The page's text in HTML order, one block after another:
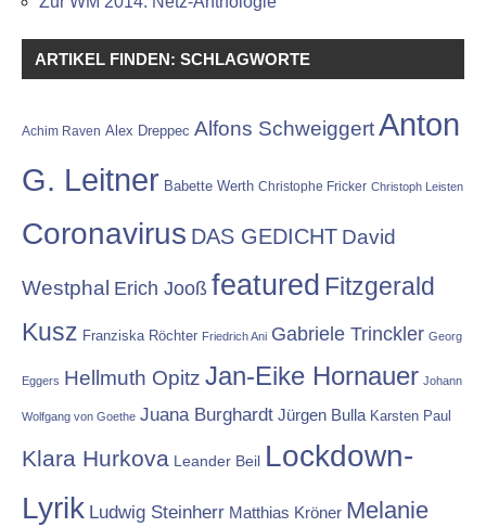
ARTIKEL FINDEN: SCHLAGWORTE
Achim Raven Alex Dreppec Alfons SchweiggertAnton
G. Leitner Babette Werth Christophe Fricker Christoph Leisten
Coronavirus DAS GEDICHT David
Westphal Erich Jooß featured Fitzgerald
Kusz Franziska Röchter Friedrich Ani Gabriele Trinckler Georg
Eggers Hellmuth Opitz Jan-Eike Hornauer Johann
Wolfgang von Goethe Juana Burghardt Jürgen Bulla Karsten Paul
Klara Hurkova Leander Beil Lockdown-
Lyrik Ludwig Steinherr Matthias Kröner Melanie